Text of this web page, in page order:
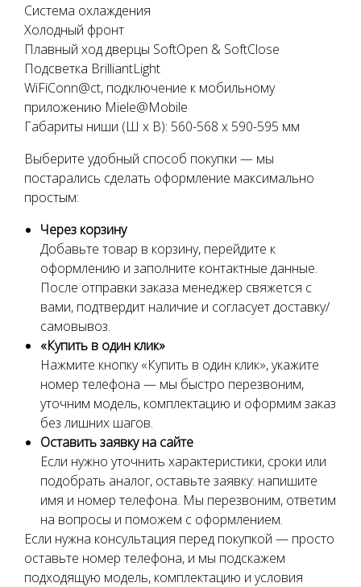
Система охлаждения
Холодный фронт
Плавный ход дверцы SoftOpen & SoftClose
Подсветка BrilliantLight
WiFiConn@ct, подключение к мобильному
приложению Miele@Mobile
Габариты ниши (Ш х В): 560-568 х 590-595 мм
Выберите удобный способ покупки — мы
постарались сделать оформление максимально
простым:
Через корзину
Добавьте товар в корзину, перейдите к
оформлению и заполните контактные данные.
После отправки заказа менеджер свяжется с
вами, подтвердит наличие и согласует доставку/
самовывоз.
«Купить в один клик»
Нажмите кнопку «Купить в один клик», укажите
номер телефона — мы быстро перезвоним,
уточним модель, комплектацию и оформим заказ
без лишних шагов.
Оставить заявку на сайте
Если нужно уточнить характеристики, сроки или
подобрать аналог, оставьте заявку: напишите
имя и номер телефона. Мы перезвоним, ответим
на вопросы и поможем с оформлением.
Если нужна консультация перед покупкой — просто
оставьте номер телефона, и мы подскажем
подходящую модель, комплектацию и условия